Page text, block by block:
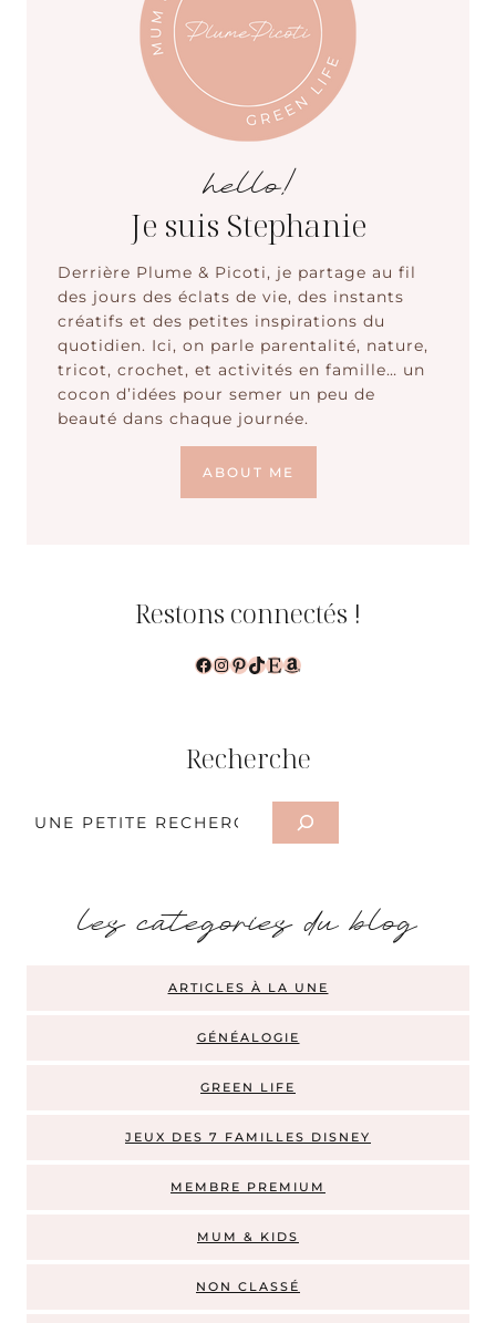
hello!
Je suis Stephanie
Derrière Plume & Picoti, je partage au fil
des jours des éclats de vie, des instants
créatifs et des petites inspirations du
quotidien. Ici, on parle parentalité, nature,
tricot, crochet, et activités en famille… un
cocon d’idées pour semer un peu de
beauté dans chaque journée.
ABOUT ME
Restons connectés !
Facebook
Instagram
Pinterest
TikTok
EtsyAmazon
Recherche
Rechercher
les categories du blog
ARTICLES À LA UNE
GÉNÉALOGIE
GREEN LIFE
JEUX DES 7 FAMILLES DISNEY
MEMBRE PREMIUM
MUM & KIDS
NON CLASSÉ